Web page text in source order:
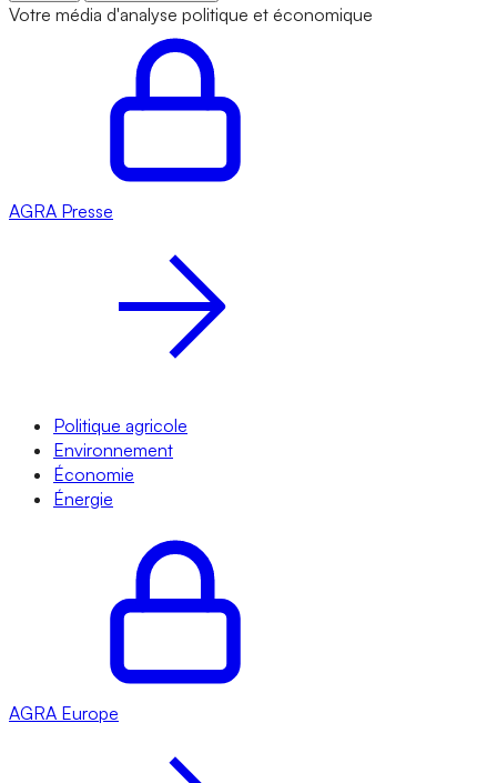
Votre média d'analyse politique et économique
AGRA Presse
Politique agricole
Environnement
Économie
Énergie
AGRA Europe